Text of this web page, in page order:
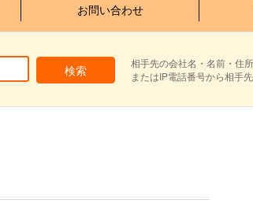
お問い合わせ
相手先の会社名・名前・住
またはIP電話番号から相手